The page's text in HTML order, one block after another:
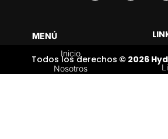
MENÚ
Inicio
Nosotros
Todos los derechos © 2026